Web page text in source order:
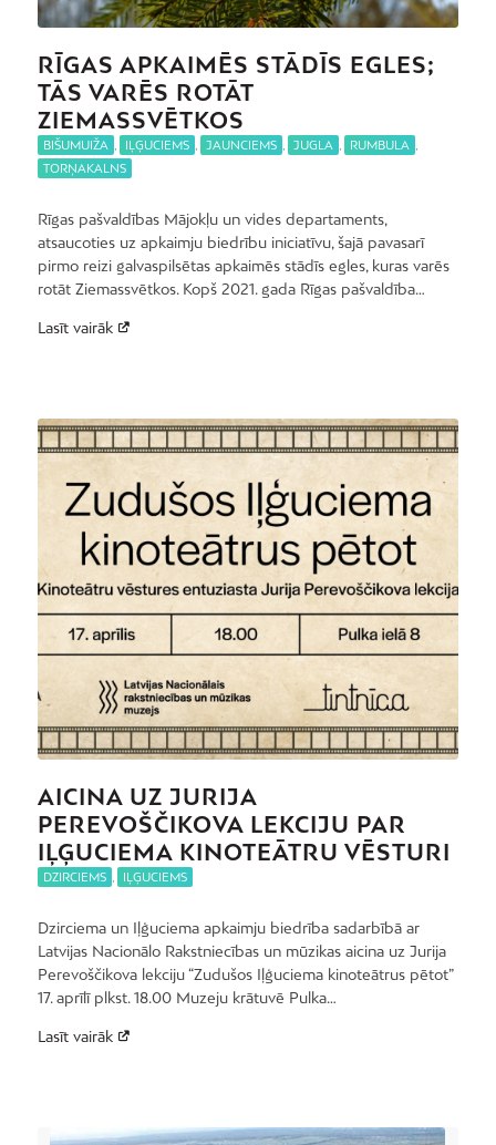
RĪGAS APKAIMĒS STĀDĪS EGLES;
TĀS VARĒS ROTĀT
ZIEMASSVĒTKOS
BIŠUMUIŽA IĻĢUCIEMS JAUNCIEMS JUGLA RUMBULA
TORŅAKALNS
Rīgas pašvaldības Mājokļu un vides departaments,
atsaucoties uz apkaimju biedrību iniciatīvu, šajā pavasarī
pirmo reizi galvaspilsētas apkaimēs stādīs egles, kuras varēs
rotāt Ziemassvētkos. Kopš 2021. gada Rīgas pašvaldība…
Lasīt vairāk
AICINA UZ JURIJA
PEREVOŠČIKOVA LEKCIJU PAR
IĻĢUCIEMA KINOTEĀTRU VĒSTURI
DZIRCIEMS IĻĢUCIEMS
Dzirciema un Iļģuciema apkaimju biedrība sadarbībā ar
Latvijas Nacionālo Rakstniecības un mūzikas aicina uz Jurija
Perevoščikova lekciju “Zudušos Iļģuciema kinoteātrus pētot”
17. aprīlī plkst. 18.00 Muzeju krātuvē Pulka…
Lasīt vairāk